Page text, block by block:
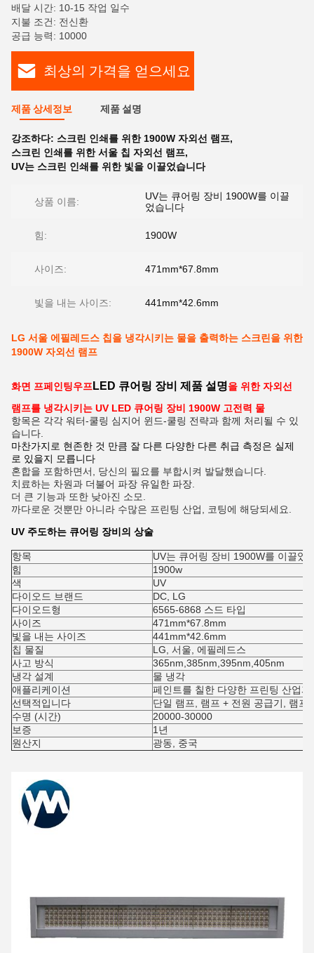
배달 시간: 10-15 작업 일수
지불 조건: 전신환
공급 능력: 10000
최상의 가격을 얻으세요
제품 상세정보 제품 설명
강조하다: 스크린 인쇄를 위한 1900W 자외선 램프,
스크린 인쇄를 위한 서울 칩 자외선 램프,
UV는 스크린 인쇄를 위한 빛을 이끌었습니다
상품 이름:
UV는 큐어링 장비 1900W를 이끌
었습니다
힘: 1900W
사이즈: 471mm*67.8mm
빛을 내는 사이즈: 441mm*42.6mm
LG 서울 에필레드스 칩을 냉각시키는 물을 출력하는 스크린을 위한
1900W 자외선 램프
화면 프페인팅우프LED 큐어링 장비 제품 설명을 위한 자외선
램프를 냉각시키는 UV LED 큐어링 장비 1900W 고전력 물
항목은 각각 워터-쿨링 심지어 윈드-쿨링 전략과 함께 처리될 수 있
습니다.
마찬가지로 현존한 것 만큼 잘 다른 다양한 다른 취급 측정은 실제
로 있을지 모릅니다
혼합을 포함하면서, 당신의 필요를 부합시켜 발달했습니다.
치료하는 차원과 더불어 파장 유일한 파장.
더 큰 기능과 또한 낮아진 소모.
까다로운 것뿐만 아니라 수많은 프린팅 산업, 코팅에 해당되세요.
UV 주도하는 큐어링 장비의 상술
항목
UV는 큐어링 장비 1900W를 이끌었
힘
1900w
색
UV
다이오드 브랜드
DC, LG
다이오드형
6565-6868 스드 타입
사이즈
471mm*67.8mm
빛을 내는 사이즈
441mm*42.6mm
칩 물질
LG, 서울, 에필레드스
사고 방식
365nm,385nm,395nm,405nm
냉각 설계
물 냉각
애플리케이션
페인트를 칠한 다양한 프린팅 산업
선택적입니다
단일 램프, 램프 + 전원 공급기, 램프
수명 (시간)
20000-30000
보증
1년
원산지
광동, 중국